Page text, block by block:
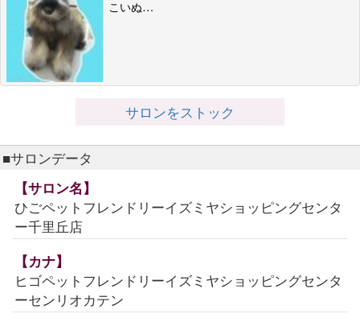
こいぬ…
サロンをストック
■サロンデータ
【サロン名】
ひごペットフレンドリーイズミヤショッピングセンタ
ー千里丘店
【カナ】
ヒゴペットフレンドリーイズミヤショッピングセンタ
ーセンリオカテン